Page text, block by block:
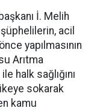
İ. Melih
acil
yapılmasının
Arıtma
halk sağlığını
sokarak
kamu